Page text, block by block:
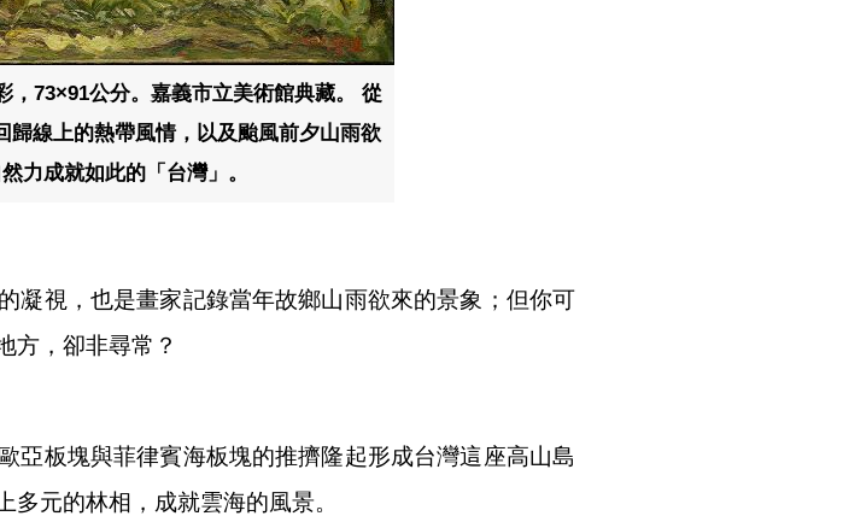
，73×91公分。嘉義市立美術館典藏。 從
歸線上的熱帶風情，以及颱風前夕山雨欲
力成就如此的「台灣」。
凝視，也是畫家記錄當年故鄉山雨欲來的景象；但你可
方，卻非尋常？
亞板塊與菲律賓海板塊的推擠隆起形成台灣這座高山島
元的林相，成就雲海的風景。